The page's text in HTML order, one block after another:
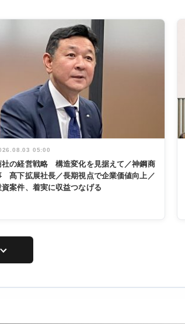
05:00
社の経営戦略 構造変化を見据えて／神鋼商
髙下拡展社長／長期視点で企業価値向上／
資案件、着実に収益つなげる